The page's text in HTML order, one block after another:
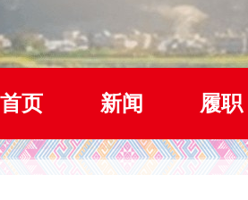
首页 新闻 履职